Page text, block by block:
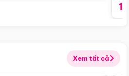
Xem tất cả
Điểm nổi bật